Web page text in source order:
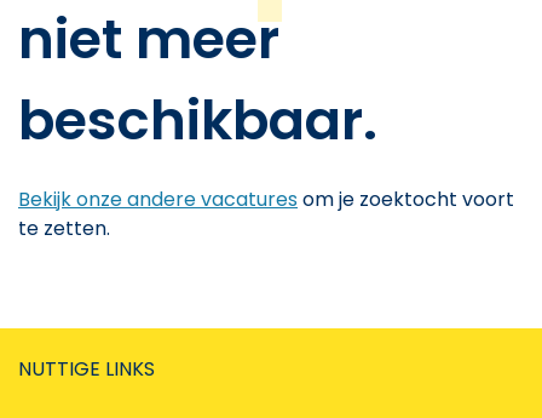
niet meer
beschikbaar.
Bekijk onze andere vacaturesom je zoektocht voort
te zetten.
NUTTIGE LINKS